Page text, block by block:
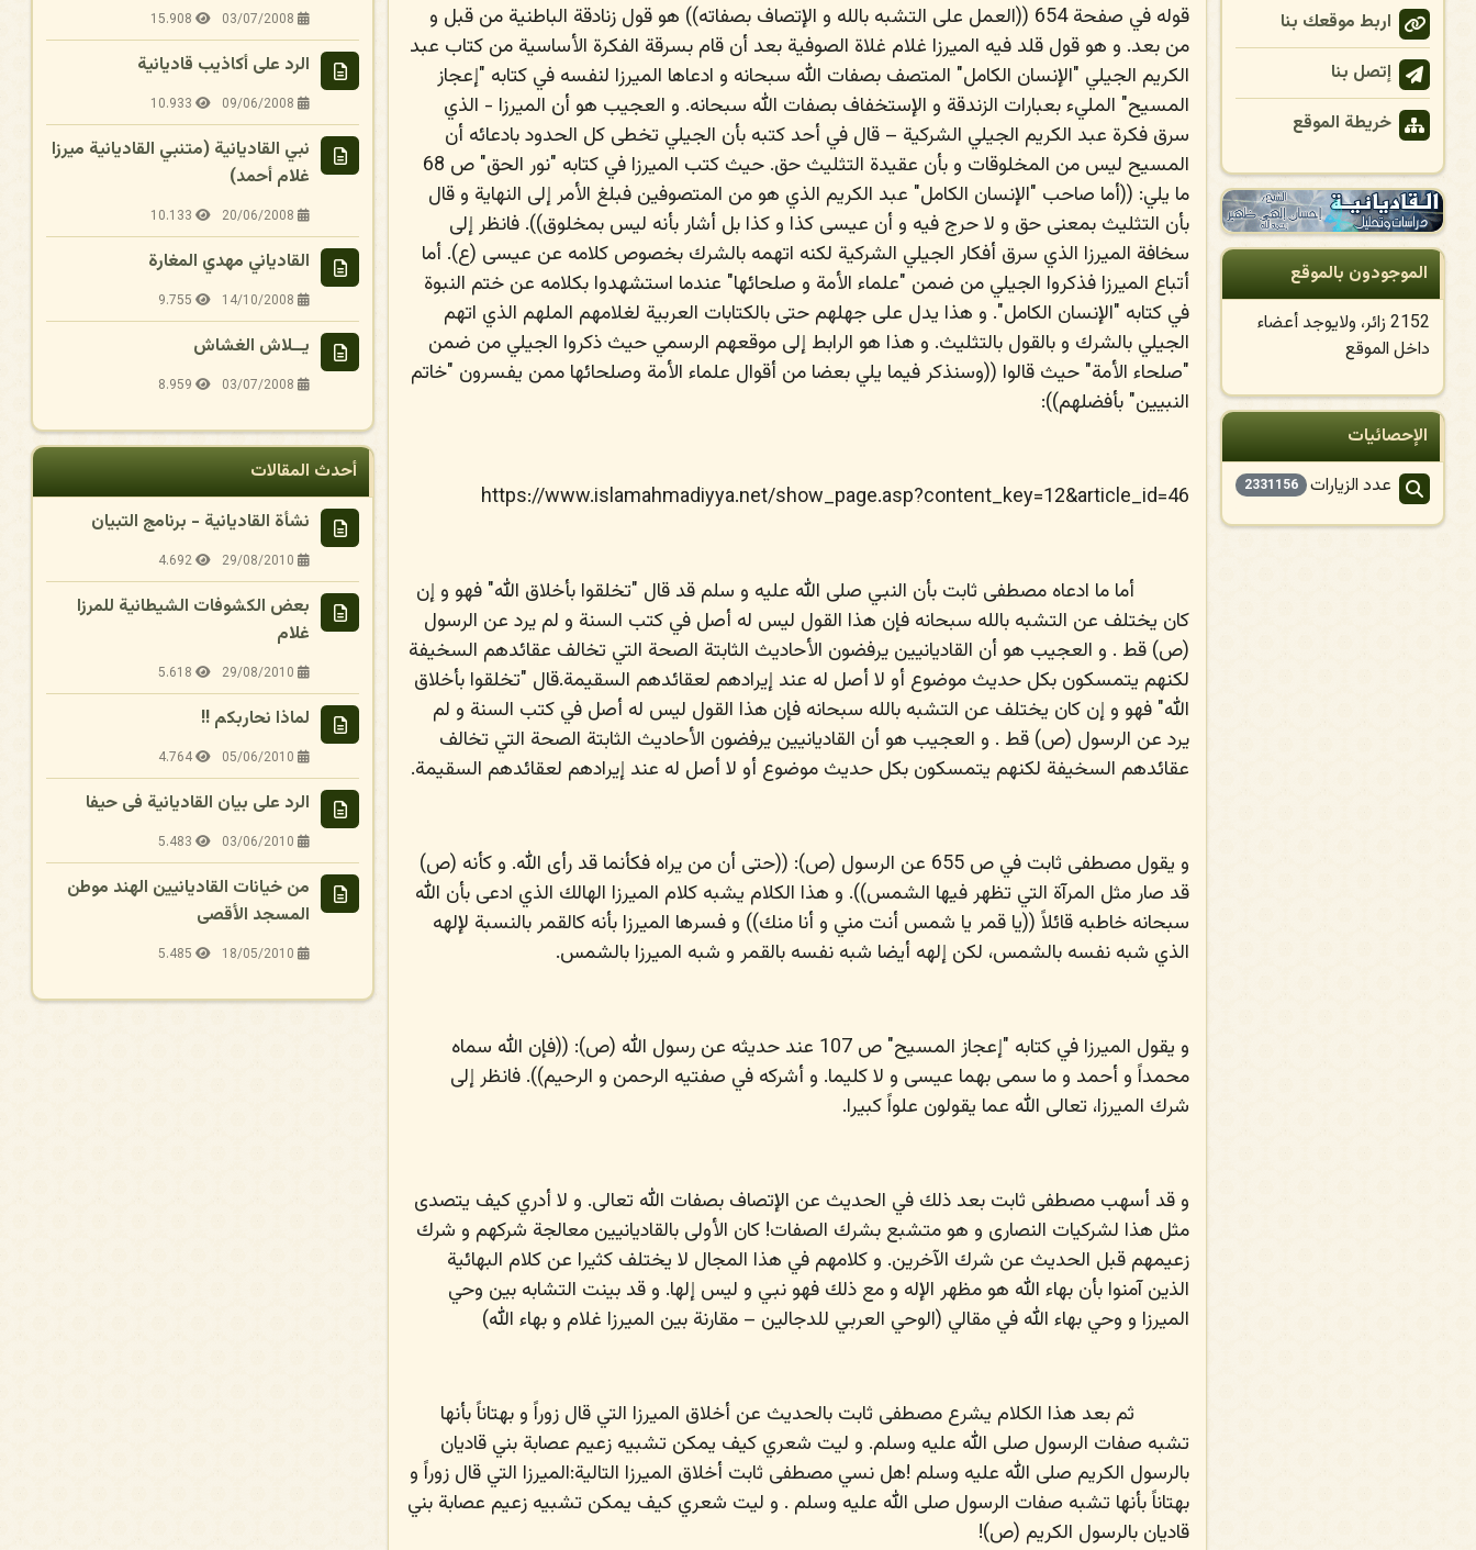
اربط موقعك بنا
إتصل بنا
خريطة الموقع
الموجودون بالموقع
2152 زائر، ولايوجد أعضاء
داخل الموقع
الإحصائيات
عدد الزيارات
2331156
قوله في صفحة 654 ((العمل على التشبه بالله و الإتصاف بصفاته)) هو قول زنادقة الباطنية من قبل و
من بعد. و هو قول قلد فيه الميرزا غلام غلاة الصوفية بعد أن قام بسرقة الفكرة الأساسية من كتاب عبد
الكريم الجيلي "الإنسان الكامل" المتصف بصفات الله سبحانه و ادعاها الميرزا لنفسه في كتابه "إعجاز
المسيح" المليء بعبارات الزندقة و الإستخفاف بصفات الله سبحانه. و العجيب هو أن الميرزا - الذي
سرق فكرة عبد الكريم الجيلي الشركية – قال في أحد كتبه بأن الجيلي تخطى كل الحدود بادعائه أن
المسيح ليس من المخلوقات و بأن عقيدة التثليث حق. حيث كتب الميرزا في كتابه "نور الحق" ص 68
ما يلي: ((أما صاحب "الإنسان الكامل" عبد الكريم الذي هو من المتصوفين فبلغ الأمر إلى النهاية و قال
بأن التثليث بمعنى حق و لا حرج فيه و أن عيسى كذا و كذا بل أشار بأنه ليس بمخلوق)). فانظر إلى
سخافة الميرزا الذي سرق أفكار الجيلي الشركية لكنه اتهمه بالشرك بخصوص كلامه عن عيسى (ع). أما
أتباع الميرزا فذكروا الجيلي من ضمن "علماء الأمة و صلحائها" عندما استشهدوا بكلامه عن ختم النبوة
في كتابه "الإنسان الكامل". و هذا يدل على جهلهم حتى بالكتابات العربية لغلامهم الملهم الذي اتهم
الجيلي بالشرك و بالقول بالتثليث. و هذا هو الرابط إلى موقعهم الرسمي حيث ذكروا الجيلي من ضمن
"صلحاء الأمة" حيث قالوا ((وسنذكر فيما يلي بعضا من أقوال علماء الأمة وصلحائها ممن يفسرون "خاتم
النبيين" بأفضلهم)):
https://www.islamahmadiyya.net/show_page.asp?content_key=12&article_id=46
أما ما ادعاه مصطفى ثابت بأن النبي صلى الله عليه و سلم قد قال "تخلقوا بأخلاق الله" فهو و إن
كان يختلف عن التشبه بالله سبحانه فإن هذا القول ليس له أصل في كتب السنة و لم يرد عن الرسول
(ص) قط . و العجيب هو أن القاديانيين يرفضون الأحاديث الثابتة الصحة التي تخالف عقائدهم السخيفة
لكنهم يتمسكون بكل حديث موضوع أو لا أصل له عند إيرادهم لعقائدهم السقيمة.قال "تخلقوا بأخلاق
الله" فهو و إن كان يختلف عن التشبه بالله سبحانه فإن هذا القول ليس له أصل في كتب السنة و لم
يرد عن الرسول (ص) قط . و العجيب هو أن القاديانيين يرفضون الأحاديث الثابتة الصحة التي تخالف
عقائدهم السخيفة لكنهم يتمسكون بكل حديث موضوع أو لا أصل له عند إيرادهم لعقائدهم السقيمة.
و يقول مصطفى ثابت في ص 655 عن الرسول (ص): ((حتى أن من يراه فكأنما قد رأى الله. و كأنه (ص)
قد صار مثل المرآة التي تظهر فيها الشمس)). و هذا الكلام يشبه كلام الميرزا الهالك الذي ادعى بأن الله
سبحانه خاطبه قائلاً ((يا قمر يا شمس أنت مني و أنا منك)) و فسرها الميرزا بأنه كالقمر بالنسبة لإلهه
الذي شبه نفسه بالشمس، لكن إلهه أيضا شبه نفسه بالقمر و شبه الميرزا بالشمس.
و يقول الميرزا في كتابه "إعجاز المسيح" ص 107 عند حديثه عن رسول الله (ص): ((فإن الله سماه
محمداً و أحمد و ما سمى بهما عيسى و لا كليما. و أشركه في صفتيه الرحمن و الرحيم)). فانظر إلى
شرك الميرزا، تعالى الله عما يقولون علواً كبيرا.
و قد أسهب مصطفى ثابت بعد ذلك في الحديث عن الإتصاف بصفات الله تعالى. و لا أدري كيف يتصدى
مثل هذا لشركيات النصارى و هو متشبع بشرك الصفات! كان الأولى بالقاديانيين معالجة شركهم و شرك
زعيمهم قبل الحديث عن شرك الآخرين. و كلامهم في هذا المجال لا يختلف كثيرا عن كلام البهائية
الذين آمنوا بأن بهاء الله هو مظهر الإله و مع ذلك فهو نبي و ليس إلها. و قد بينت التشابه بين وحي
الميرزا و وحي بهاء الله في مقالي (الوحي العربي للدجالين – مقارنة بين الميرزا غلام و بهاء الله)
ثم بعد هذا الكلام يشرع مصطفى ثابت بالحديث عن أخلاق الميرزا التي قال زوراً و بهتاناً بأنها
تشبه صفات الرسول صلى الله عليه وسلم. و ليت شعري كيف يمكن تشبيه زعيم عصابة بني قاديان
بالرسول الكريم صلى الله عليه وسلم !هل نسي مصطفى ثابت أخلاق الميرزا التالية:الميرزا التي قال زوراً و
بهتاناً بأنها تشبه صفات الرسول صلى الله عليه وسلم . و ليت شعري كيف يمكن تشبيه زعيم عصابة بني
قاديان بالرسول الكريم (ص)!
03/07/2008
15.908
الرد على أكاذيب قاديانية
09/06/2008
10.933
نبي القاديانية (متنبي القاديانية ميرزا
غلام أحمد)
20/06/2008
10.133
القادياني مهدي المغارة
14/10/2008
9.755
يــلاش الغشاش
03/07/2008
8.959
أحدث المقالات
نشأة القاديانية - برنامج التبيان
29/08/2010
4.692
بعض الكشوفات الشيطانية للمرزا
غلام
29/08/2010
5.618
لماذا نحاربكم !!
05/06/2010
4.764
الرد على بيان القاديانية فى حيفا
03/06/2010
5.483
من خيانات القاديانيين الهند موطن
المسجد الأقصى
18/05/2010
5.485